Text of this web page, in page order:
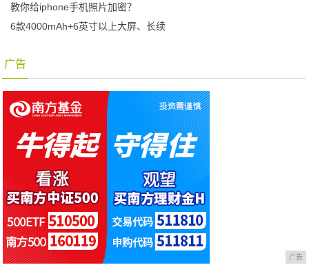
教你给iphone手机照片加密？
6款4000mAh+6英寸以上大屏、长续
广告
广告